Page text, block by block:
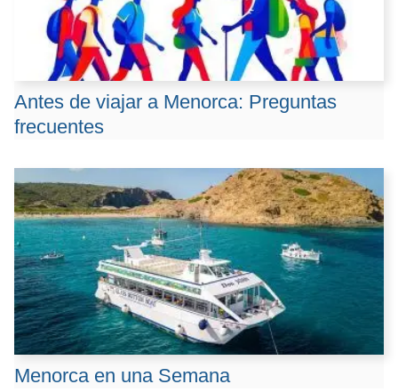
Antes de viajar a Menorca: Preguntas
frecuentes
Menorca en una Semana